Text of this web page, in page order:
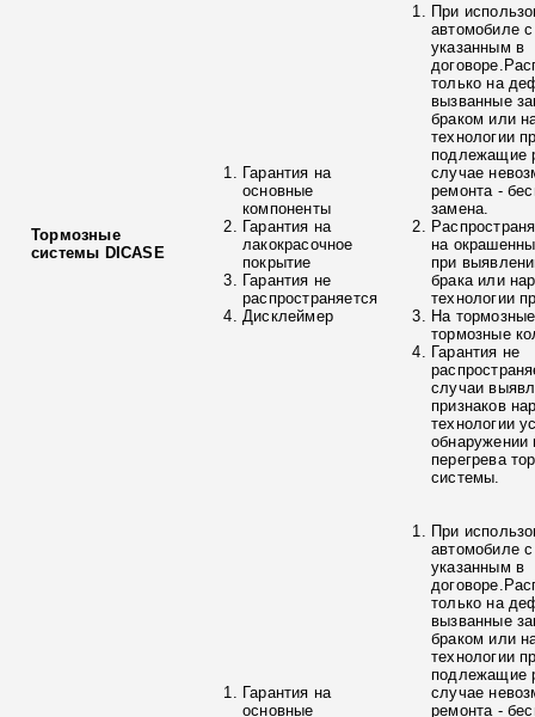
Тормозные
системы DICASE
Гарантия на
основные
компоненты
Гарантия на
лакокрасочное
покрытие
Гарантия не
распространяется
Дисклеймер
При
автомобиле
указанным в
только на
вызванные
браком или
технологии
подлежащие
случае
ремонта -
замена.
на
при
брака или
технологии
На
тормозные
Гарантия не
случаи
признаков
технологии
обнаружении
перегрева
системы.
Гарантия на
основные
При
автомобиле
указанным в
только на
вызванные
браком или
технологии
подлежащие
случае
ремонта -